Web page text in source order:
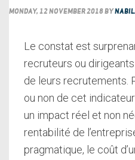
MONDAY, 12 NOVEMBER 2018 BY
Le constat est
recruteurs ou
de leurs recrutements.
ou non de cet
un impact réel et non
rentabilité de
pragmatique, le coût